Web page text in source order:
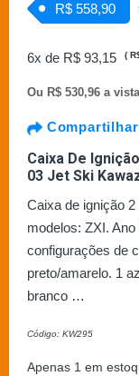
R$ 558,90
6x de R$ 93,15 (
Ou R$ 530,96 a
Compartilhar
Caixa De
03 Jet Ski
Caixa de ignição
modelos: ZXI.
configurações de
preto/amarelo. 1
branco …
Código: KW295
Apenas 1 em